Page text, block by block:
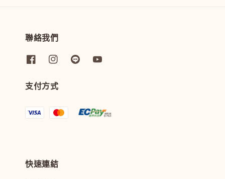
聯絡我們
支付方式
快速連結